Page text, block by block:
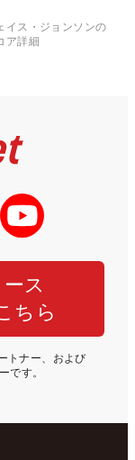
イス・ジョンソンの
ア詳細
ス
ちら
トナー、および
です。